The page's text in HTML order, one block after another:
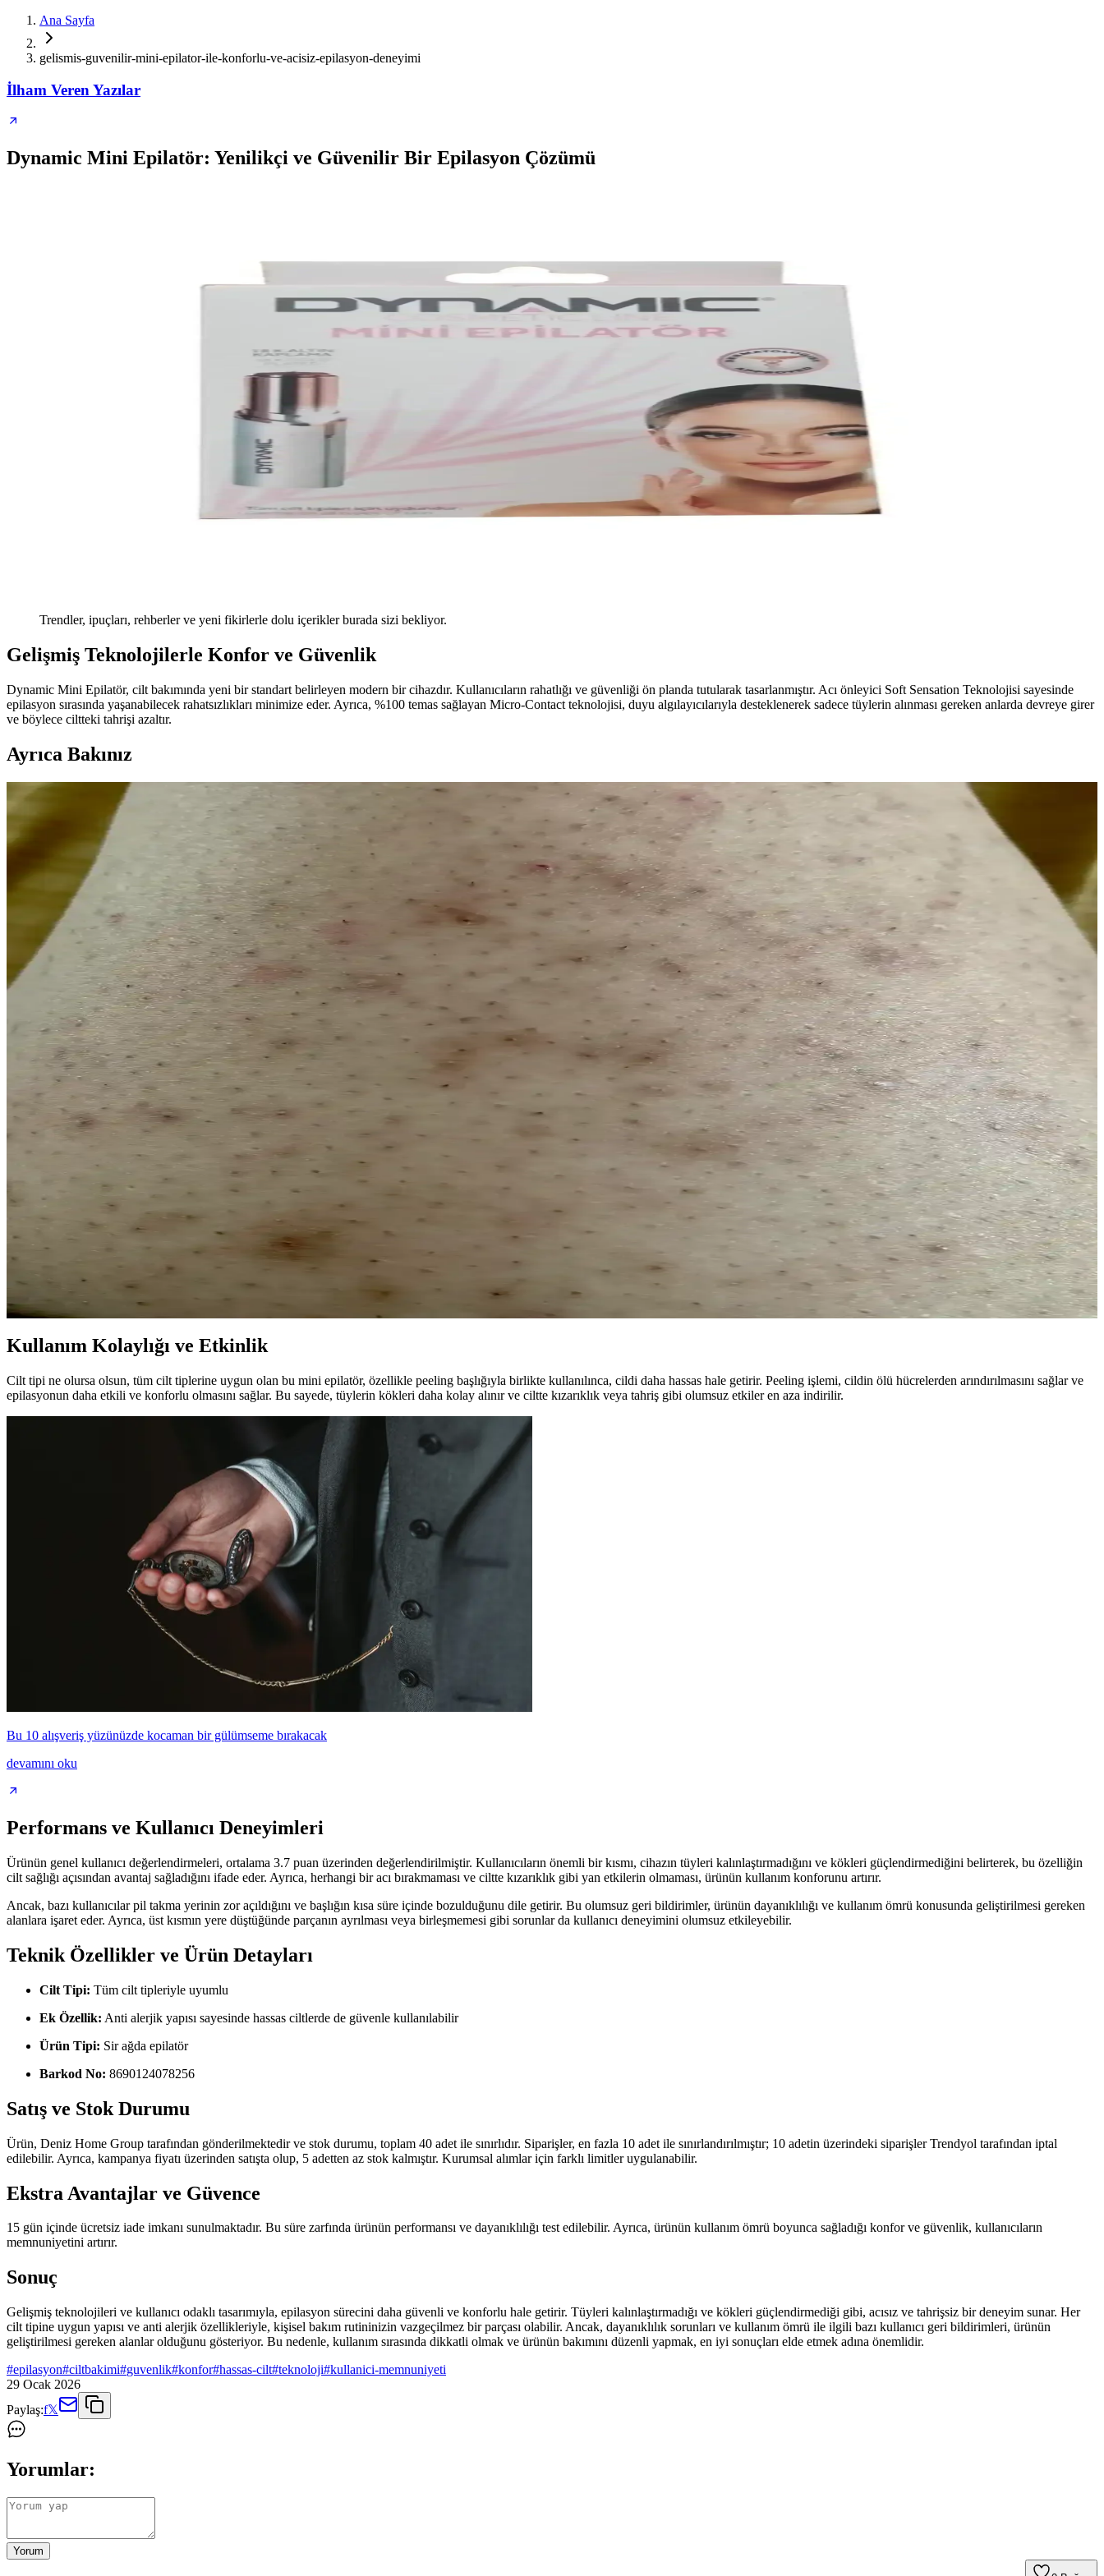
Ana Sayfa
gelismis-guvenilir-mini-epilator-ile-konforlu-ve-acisiz-epilasyon-deneyimi
İlham Veren Yazılar
Dynamic Mini Epilatör: Yenilikçi ve Güvenilir Bir Epilasyon Çözümü
Trendler, ipuçları, rehberler ve yeni fikirlerle dolu içerikler burada sizi bekliyor.
Gelişmiş Teknolojilerle Konfor ve Güvenlik
Dynamic Mini Epilatör, cilt bakımında yeni bir standart belirleyen modern bir cihazdır. Kullanıcıların rahatlığı ve güvenliği ön planda tutularak tasarlanmıştır. Acı önleyici Soft Sensation Teknolojisi sayesinde
epilasyon sırasında yaşanabilecek rahatsızlıkları minimize eder. Ayrıca, %100 temas sağlayan Micro-Contact teknolojisi, duyu algılayıcılarıyla desteklenerek sadece tüylerin alınması gereken anlarda devreye girer
ve böylece ciltteki tahrişi azaltır.
Ayrıca Bakınız
Tüy Masaj Yağlarının Cilt Sağlığına Katkıları ve Doğal İçeriklerin Önemi
Tüy masaj yağları, doğal içerikleriyle cilt üzerinde yumuşatma ve tahrişi azaltma sağlar. Düzenli kullanım ile sağlıklı ve pürüzsüz bir cilt elde etmek mümkün.
Ev Tipi Boncuk Ağda Makineleri: Güvenli ve Pratik Epilasyon Seçenekleri
Ev tipi boncuk ağda makineleri, kullanımı kolay ve güvenli olup, profesyonel sonuçlar sağlar. Farklı özellikleri ve bakım ipuçlarıyla evde epilasyon deneyimini kolaylaştırır.
Güvenli ve Etkili Sir Ağda Kullanımı İçin Bilinmesi Gerekenler
Epilasyon ve sir ağda kullanımı hakkında doğru teknikler, ürün seçimi ve hijyen kurallarını öğrenerek cilt sağlığınızı koruyun ve pürüzsüz sonuçlar elde edin.
Epilasyon Yöntemleri ve Güvenilirlikleri: Lazer, Ağda ve Doğal Çözümler
Güvenilir epilasyon yöntemleri ve doğal çözümler hakkında bilgi edinerek, sağlıklı ve etkili tüy giderme seçeneklerini öğrenin.
Uzun Vadeli Tüy Azaltma Teknikleri: Lazer, İple ve Elektrikli Epilasyon Yöntemleri
Günümüzde estetik ve hijyen ihtiyaçlarının ötesinde, kişisel konfor ve özgüven için uzun vadeli tüy azaltma yöntemleri tercih ediliyor. Lazer, iple ve elektrikli epilasyon gibi teknikler, farklı cilt ve tüy tiplerine
uygun çözümler sunar.
Etkili ve Güvenilir Epilasyon Setleri: Güvenle Kullanım İçin Bilmeniz Gerekenler
Güvenilir epilasyon setleri, yüksek güç ve cilt dostu özelliklerle kişisel bakımda kalıcı ve güvenli sonuçlar sağlar. Doğru ürün seçimi önemli detaylar içerir.
Kalıcı Tıraş Sonrası Alternatifler ve Güncel Yaklaşımlar Hakkında Detaylı Bilgi
Kalıcı tıraş sonrası alternatifler arasında lazer ve iğneli epilasyon öne çıkarken, doğal çözümler sınırlı kalıcılık sağlar. Teknoloji gelişmeleriyle yeni yöntemler araştırılıyor.
Bacaklarda Batık Tüy Problemi: Nedenler, Tedavi Yöntemleri ve Bakım Önerileri
Bacaklarda batık tüyler hormonal faktörler ve yanlış tüy alma yöntemleriyle oluşur. Kimyasal eksfoliasyon, nemlendirme, lazer tedavisi ve hormonal destekle tedavi edilebilir. Düzenli bakım önemlidir.
Kullanım Kolaylığı ve Etkinlik
Cilt tipi ne olursa olsun, tüm cilt tiplerine uygun olan bu mini epilatör, özellikle peeling başlığıyla birlikte kullanılınca, cildi daha hassas hale getirir. Peeling işlemi, cildin ölü hücrelerden arındırılmasını sağlar ve
epilasyonun daha etkili ve konforlu olmasını sağlar. Bu sayede, tüylerin kökleri daha kolay alınır ve ciltte kızarıklık veya tahriş gibi olumsuz etkiler en aza indirilir.
Bu 10 alışveriş yüzünüzde kocaman bir gülümseme bırakacak
devamını oku
Performans ve Kullanıcı Deneyimleri
Ürünün genel kullanıcı değerlendirmeleri, ortalama 3.7 puan üzerinden değerlendirilmiştir. Kullanıcıların önemli bir kısmı, cihazın tüyleri kalınlaştırmadığını ve kökleri güçlendirmediğini belirterek, bu özelliğin
cilt sağlığı açısından avantaj sağladığını ifade eder. Ayrıca, herhangi bir acı bırakmaması ve ciltte kızarıklık gibi yan etkilerin olmaması, ürünün kullanım konforunu artırır.
Ancak, bazı kullanıcılar pil takma yerinin zor açıldığını ve başlığın kısa süre içinde bozulduğunu dile getirir. Bu olumsuz geri bildirimler, ürünün dayanıklılığı ve kullanım ömrü konusunda geliştirilmesi gereken
alanlara işaret eder. Ayrıca, üst kısmın yere düştüğünde parçanın ayrılması veya birleşmemesi gibi sorunlar da kullanıcı deneyimini olumsuz etkileyebilir.
Teknik Özellikler ve Ürün Detayları
Cilt Tipi: Tüm cilt tipleriyle uyumlu
Ek Özellik: Anti alerjik yapısı sayesinde hassas ciltlerde de güvenle kullanılabilir
Ürün Tipi: Sir ağda epilatör
Barkod No: 8690124078256
Satış ve Stok Durumu
Ürün, Deniz Home Group tarafından gönderilmektedir ve stok durumu, toplam 40 adet ile sınırlıdır. Siparişler, en fazla 10 adet ile sınırlandırılmıştır; 10 adetin üzerindeki siparişler Trendyol tarafından iptal
edilebilir. Ayrıca, kampanya fiyatı üzerinden satışta olup, 5 adetten az stok kalmıştır. Kurumsal alımlar için farklı limitler uygulanabilir.
Ekstra Avantajlar ve Güvence
15 gün içinde ücretsiz iade imkanı sunulmaktadır. Bu süre zarfında ürünün performansı ve dayanıklılığı test edilebilir. Ayrıca, ürünün kullanım ömrü boyunca sağladığı konfor ve güvenlik, kullanıcıların
memnuniyetini artırır.
Sonuç
Gelişmiş teknolojileri ve kullanıcı odaklı tasarımıyla, epilasyon sürecini daha güvenli ve konforlu hale getirir. Tüyleri kalınlaştırmadığı ve kökleri güçlendirmediği gibi, acısız ve tahrişsiz bir deneyim sunar. Her
cilt tipine uygun yapısı ve anti alerjik özellikleriyle, kişisel bakım rutininizin vazgeçilmez bir parçası olabilir. Ancak, dayanıklılık sorunları ve kullanım ömrü ile ilgili bazı kullanıcı geri bildirimleri, ürünün
geliştirilmesi gereken alanlar olduğunu gösteriyor. Bu nedenle, kullanım sırasında dikkatli olmak ve ürünün bakımını düzenli yapmak, en iyi sonuçları elde etmek adına önemlidir.
#epilasyon#ciltbakimi#guvenlik#konfor#hassas-cilt#teknoloji#kullanici-memnuniyeti
29 Ocak 2026
Paylaş:f𝕏
Yorumlar:
Yorum